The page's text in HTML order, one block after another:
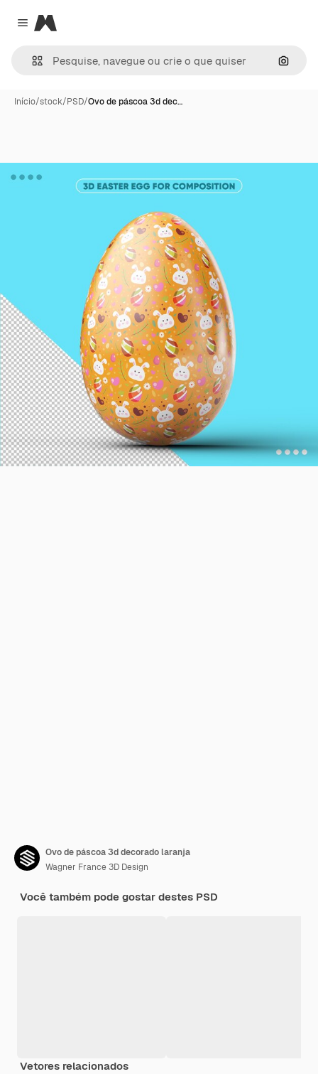
Close menu
Magnific
Início/stock/PSD/Ovo de páscoa 3d dec…
Ovo de páscoa 3d decorado laranja
Wagner France 3D Design
Você também pode gostar destes PSD
Vetores relacionados